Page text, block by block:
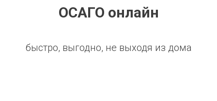
ОСАГО онлайн
быстро, выгодно, не выходя из дома